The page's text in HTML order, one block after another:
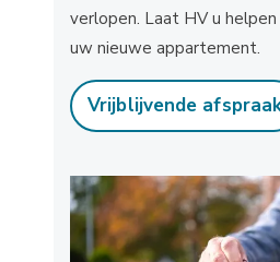
verlopen. Laat HV u
uw nieuwe appartement.
Vrijblijvende